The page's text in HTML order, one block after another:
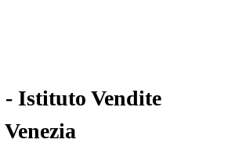
- Istituto Vendite